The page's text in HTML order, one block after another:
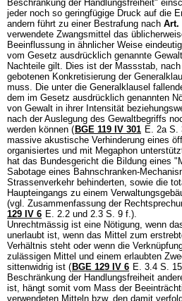
Beschränkung der Handlungsfreiheit"
jeder noch so geringfügige Druck auf die
andern führt zu einer Bestrafung nach Art.
verwendete Zwangsmittel das
Beeinflussung in ähnlicher Weise
vom Gesetz ausdrücklich genannte
Nachteile gilt. Dies ist der Massstab,
gebotenen Konkretisierung der
muss. Die unter die Generalklausel
dem im Gesetz ausdrücklich genannten
von Gewalt in ihrer Intensität
nach der Auslegung des Gewaltbegriffs
werden können ( BGE 119 IV 301 E. 2a S.
massive akustische Verhinderung eines
organisiertes und mit Megaphon
hat das Bundesgericht die Bildung eines
Sabotage eines Bahnschranken-
Strassenverkehr behinderten, sowie die
Haupteingangs zu einem
(vgl. Zusammenfassung der
129 IV 6 E. 2.2 und 2.3 S. 9 f.).
Unrechtmässig ist eine Nötigung, wenn
unerlaubt ist, wenn das Mittel zum
Verhältnis steht oder wenn die
zulässigen Mittel und einem erlaubten
sittenwidrig ist ( BGE 129 IV 6 E. 3.4 S.
Beschränkung der Handlungsfreiheit
ist, hängt somit vom Mass der
verwendeten Mitteln bzw. den damit